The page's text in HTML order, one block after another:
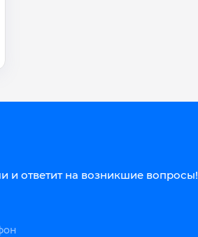
и ответит на возникшие вопросы!